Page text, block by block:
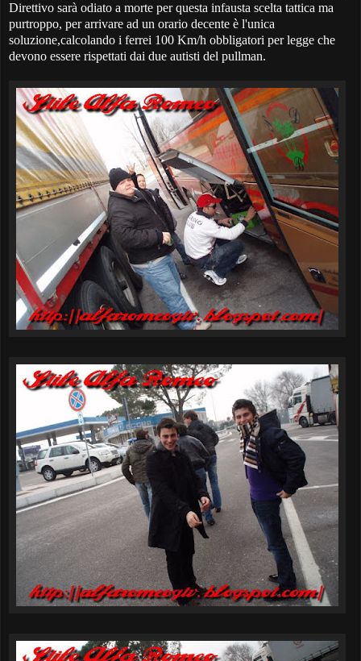
Direttivo sarà odiato a morte per questa infausta scelta tattica ma
purtroppo, per arrivare ad un orario decente è l'unica
soluzione,calcolando i ferrei 100 Km/h obbligatori per legge che
devono essere rispettati dai due autisti del pullman.